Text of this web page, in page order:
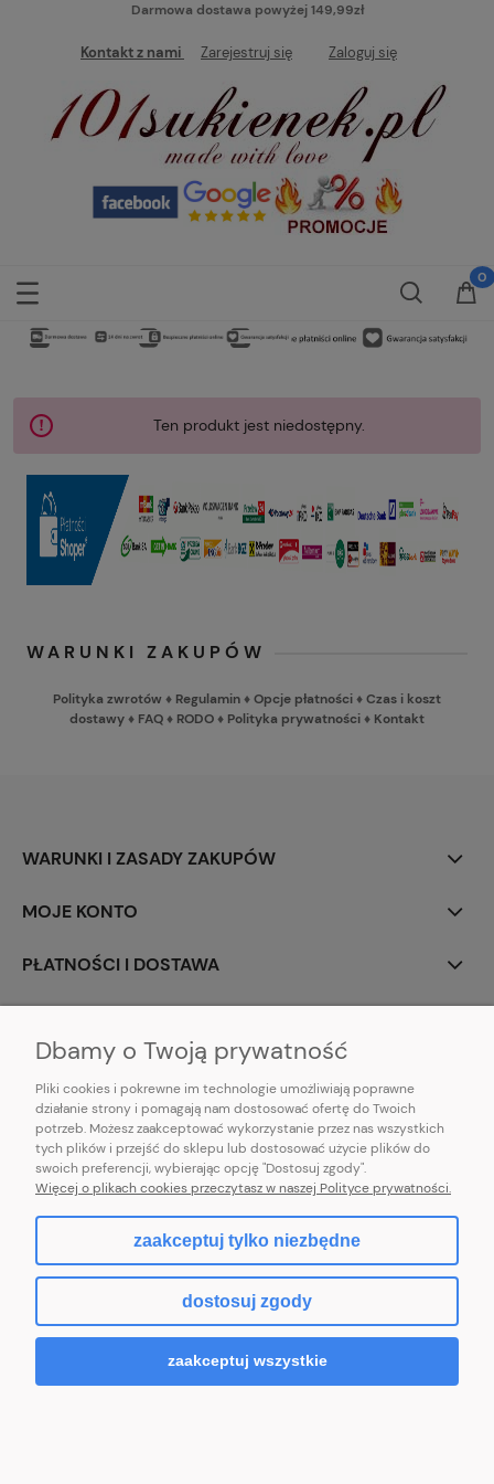
Darmowa dostawa powyżej 149,99zł
Kontakt z nami Zarejestruj się Zaloguj się
Ten produkt jest niedostępny.
WARUNKI ZAKUPÓW
Polityka zwrotów ♦ Regulamin♦Opcje płatności♦Czas i koszt
dostawy♦ FAQ♦ RODO♦ Polityka prywatności♦ Kontakt
WARUNKI I ZASADY ZAKUPÓW
MOJE KONTO
PŁATNOŚCI I DOSTAWA
E-mail:pl101sukienek@gmail.com
101sukienek.pl
ul. Piotrkowska 317/11, Łódź 93-035, woj. łódzkie
pokaż pełną wersję strony
Sklep internetowy Shoper.pl
Dbamy o Twoją prywatność
Pliki cookies i pokrewne im technologie umożliwiają poprawne
działanie strony i pomagają nam dostosować ofertę do Twoich
potrzeb. Możesz zaakceptować wykorzystanie przez nas wszystkich
tych plików i przejść do sklepu lub dostosować użycie plików do
swoich preferencji, wybierając opcję "Dostosuj zgody".
Więcej o plikach cookies przeczytasz w naszej Polityce prywatności.
zaakceptuj tylko niezbędne
dostosuj zgody
zaakceptuj wszystkie